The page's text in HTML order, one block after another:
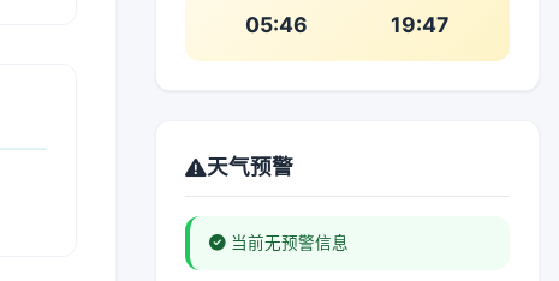
05:46 19:47
天气预警
当前无预警信息